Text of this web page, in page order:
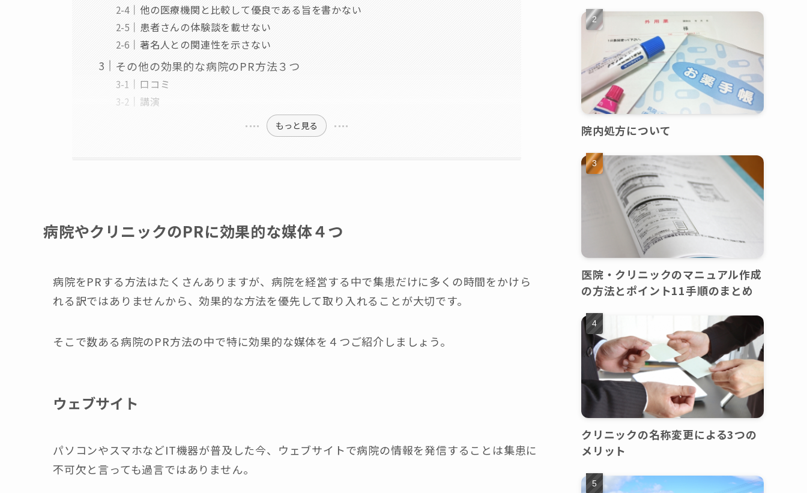
他の医療機関と比較して優良である旨を書かない
患者さんの体験談を載せない
著名人との関連性を示さない
その他の効果的な病院のPR方法３つ
口コミ
講演
もっと見る
病院やクリニックのPRに効果的な媒体４つ
病院をPRする方法はたくさんありますが、病院を経営する中で集患だけに多くの時間をかけら
れる訳ではありませんから、効果的な方法を優先して取り入れることが大切です。
そこで数ある病院のPR方法の中で特に効果的な媒体を４つご紹介しましょう。
ウェブサイト
パソコンやスマホなどIT機器が普及した今、ウェブサイトで病院の情報を発信することは集患に
不可欠と言っても過言ではありません。
院内処方について
医院・クリニックのマニュアル作成
の方法とポイント11手順のまとめ
クリニックの名称変更による3つの
メリット